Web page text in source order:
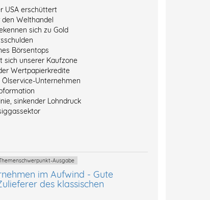
USA erschüttert
Welthandel
sich zu Gold
Börsentops
sich unserer Kaufzone
Wertpapierkredite
Unternehmen
sinkender Lohndruck
Ausgabe
im Aufwind - Gute
des klassischen